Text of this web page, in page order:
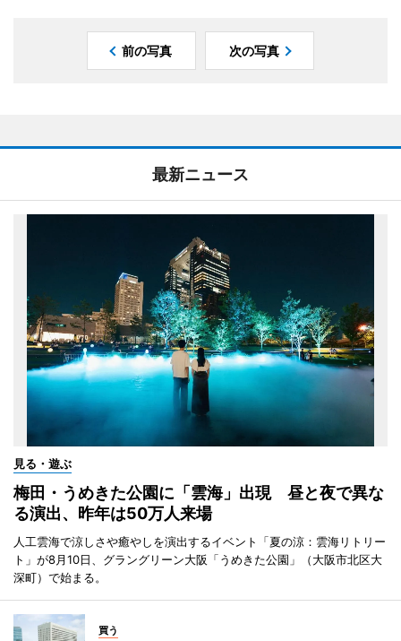
前の写真 次の写真
最新ニュース
見る・遊ぶ
梅田・うめきた公園に「雲海」出現 昼と夜で異な
る演出、昨年は50万人来場
人工雲海で涼しさや癒やしを演出するイベント「夏の涼：雲海リトリー
ト」が8月10日、グラングリーン大阪「うめきた公園」（大阪市北区大
深町）で始まる。
買う